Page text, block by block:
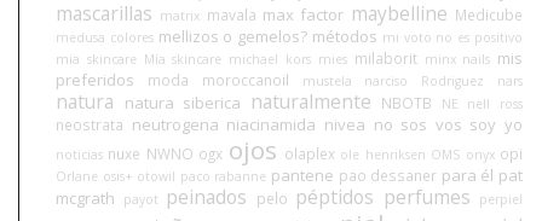
mascarillas matrix mavala max factor maybelline Medicube
medusa colores mellizos o gemelos? métodos mi voto no es positivo
mia skincare Mía skincare michael kors mies milaborit minx nails mis
preferidos
moda moroccanoil mustela narciso Rodriguez nars
natura natura siberica naturalmente NBOTB NE nell ross
neostrata neutrogena niacinamida nivea no sos vos soy yo
noticias nuxe NWNO ogx ojos olaplex ole henriksen OMS onyx opi
Orlane osis+ otowil paco rabanne pantene pao dessaner para él pat
mcgrath
payot peinados pelo péptidos perfumes
perpiel